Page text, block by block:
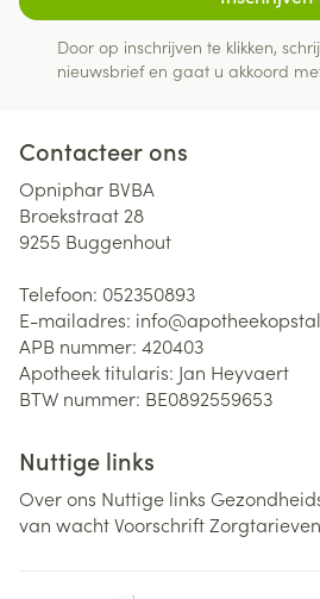
Door op inschrijven te klikken,
nieuwsbrief en gaat u akkoord
Contacteer ons
Opniphar BVBA
Broekstraat 28
9255 Buggenhout
Telefoon: 052350893
E-mailadres: info@
APB nummer: 420403
Apotheek titularis: Jan Heyvaert
BTW nummer: BE0892559653
Nuttige links
Over ons Nuttige links
van wachtVoorschriftZorgtarieven